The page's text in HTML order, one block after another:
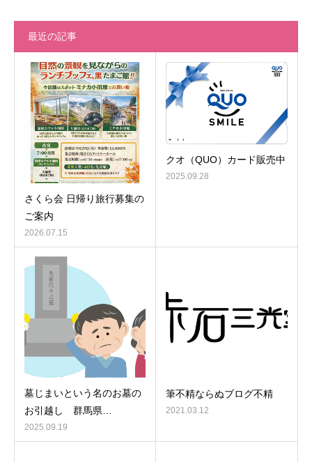
最近の記事
さくら会 日帰り旅行募集の
ご案内
2026.07.15
クオ（QUO）カード販売中
2025.09.28
墓じまいという名のお墓の
お引越し 群馬県…
2025.09.19
筆不精ならぬブログ不精
2021.03.12